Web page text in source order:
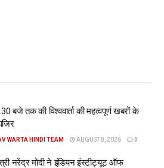
सावंत के साथ कई राज्यों के डिप्टी चीफ
PM मोदी ने कहा, “12 साल में देश कांग्रेस के
बुरे कल्चर का नाम कांग्रेस ग्रोथ रेट था।
थी लेकिन कलंक हिंदू आबादी के माथे
बजे तक की विश्ववार्ता की महत्वपूर्ण खबरों के
WARTA HINDI TEAM AUGUST 8, 2026 0
नरेंद्र मोदी ने इंडियन इंस्टीट्यूट ऑफ